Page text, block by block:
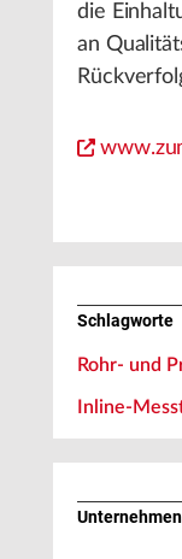
die
an
Schlagworte
Rohr- und
Inline-